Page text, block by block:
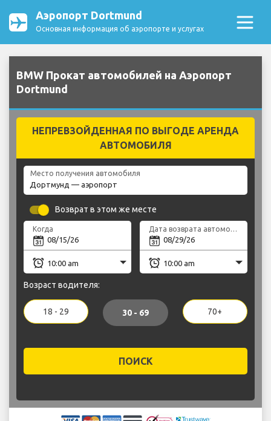
Аэропорт Dortmund
Основная информация об аэропорте и услугах
BMW Прокат автомобилей на Аэропорт
Dortmund
НЕПРЕВЗОЙДЕННАЯ ПО ВЫГОДЕ АРЕНДА
АВТОМОБИЛЯ
Место получения автомобиля
Возврат в этом же месте
Когда Дата возврата автомобиля
Возраст водителя:
18 - 29 30 - 69 70+
ПОИСК